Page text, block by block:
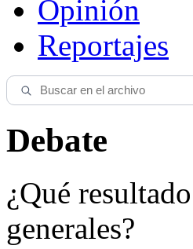
Opinión
Reportajes
Debate
¿Qué
generales?